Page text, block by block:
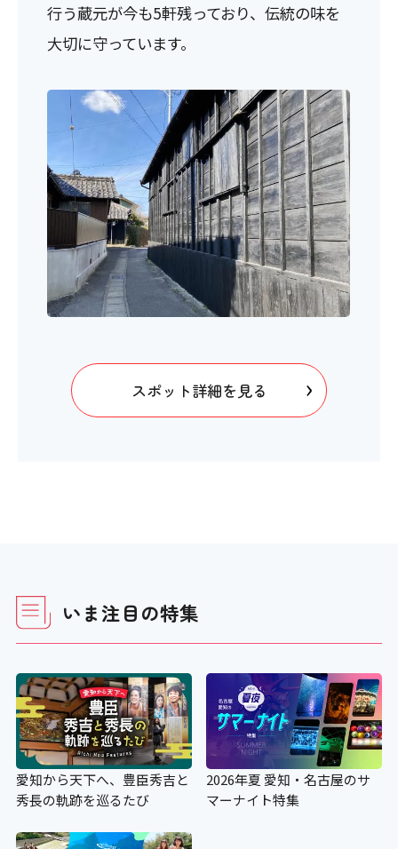
行う蔵元が今も5軒残っており、伝統の味を
大切に守っています。
スポット詳細を見る
いま注目の特集
愛知から天下へ、豊臣秀吉と
秀長の軌跡を巡るたび
2026年夏 愛知・名古屋のサ
マーナイト特集